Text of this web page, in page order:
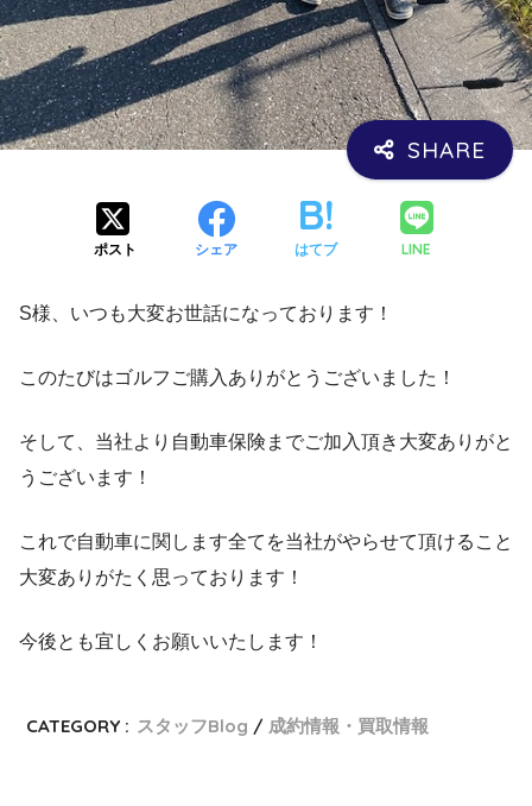
ポスト シェア はてブ LINE
S様、いつも大変お世話になっております！
このたびはゴルフご購入ありがとうございました！
そして、当社より自動車保険までご加入頂き大変ありがと
うございます！
これで自動車に関します全てを当社がやらせて頂けること
大変ありがたく思っております！
今後とも宜しくお願いいたします！
CATEGORY : スタッフBlog 成約情報・買取情報